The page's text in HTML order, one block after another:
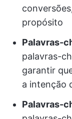
propósito
Palavras-
palavras-
garantir
a intenção
Palavras-